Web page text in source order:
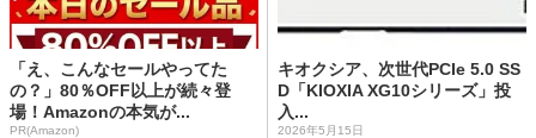
「え、こんなセールやってた
の？」80％OFF以上が続々登
場！Amazonの本気が...
PR(Amazon)
キオクシア、次世代PCIe 5.0 SS
D「KIOXIA XG10シリーズ」投
入...
2026年5月15日